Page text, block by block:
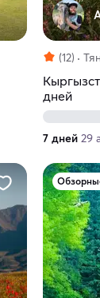
(12)
дней
7 дней 29